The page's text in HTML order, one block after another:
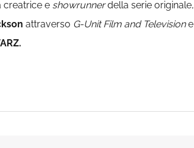
e showrunnerdella serie originale,
attraverso G-Unit Film and Televisione